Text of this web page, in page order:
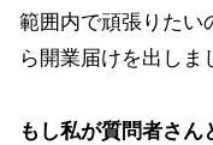
範囲内で頑張りたい
ら開業届けを出しま
もし私が質問者さ